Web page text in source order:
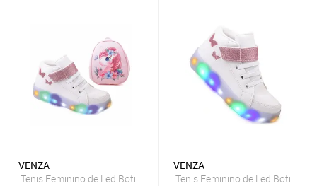
VENZA
Tenis Feminino de Led Botinha Borboleta Glitter Calce Facil +
VENZA
Tenis Feminino de Led Botinha